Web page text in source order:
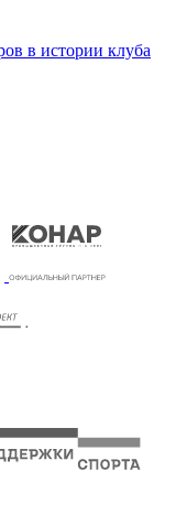
в истории клуба